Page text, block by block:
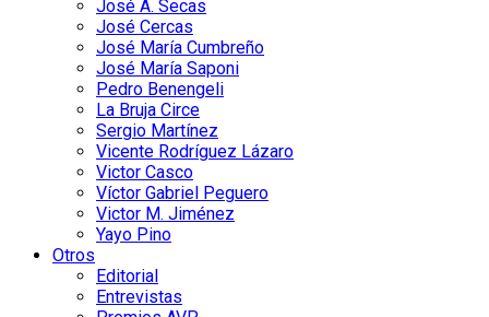
José A. Secas
José Cercas
José María Cumbreño
José María Saponi
Pedro Benengeli
La Bruja Circe
Sergio Martínez
Vicente Rodríguez Lázaro
Victor Casco
Víctor Gabriel Peguero
Victor M. Jiménez
Yayo Pino
Otros
Editorial
Entrevistas